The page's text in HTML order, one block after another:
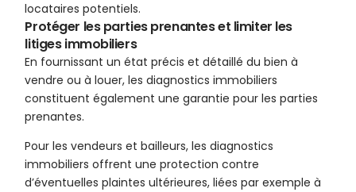
locataires potentiels.
Protéger les parties prenantes et limiter les
litiges immobiliers
En fournissant un état précis et détaillé du bien à
vendre ou à louer, les diagnostics immobiliers
constituent également une garantie pour les parties
prenantes.
Pour les vendeurs et bailleurs, les diagnostics
immobiliers offrent une protection contre
d’éventuelles plaintes ultérieures, liées par exemple à